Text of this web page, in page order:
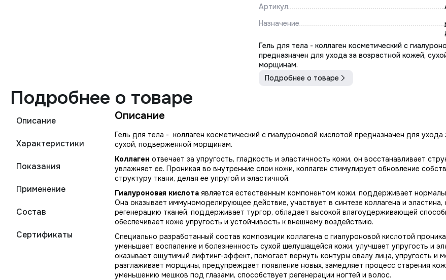
Артикул
Назначение
Гель для тела - коллаген косметический с
предназначен для ухода за возрастной кожей,
морщинам.
Подробнее о товаре
Подробнее о товаре
Описание
Характеристики
Показания
Применение
Состав
Сертификаты
Описание
Гель для тела - коллаген косметический с гиалуроновой кислотой предназначен для ухода
сухой, подверженной морщинам.
Коллаген отвечает за упругость, гладкость и эластичность кожи, он восстанавливает
увлажняет ее. Проникая во внутренние слои кожи, коллаген стимулирует обновление
структуру ткани, делая ее упругой и эластичной.
Гиалуроновая кислота является естественным компонентом кожи, поддерживает
Она оказывает иммуномоделирующее действие, участвует в синтезе коллагена и эластина,
регенерацию тканей, поддерживает тургор, обладает высокой влагоудерживающей
обеспечивает коже упругость и устойчивость к внешнему воздействию.
Специально разработанный состав композиции коллагена с гиалуроновой кислотой
уменьшает воспаление и болезненность сухой шелушащейся кожи, улучшает упругость и
оказывает ощутимый лифтинг-эффект, помогает вернуть контуры овалу лица, упругость и
разглаживает морщины, предупреждает появление новых, замедляет процесс старения
уменьшению мешков под глазами, способствует регенерации ногтей и волос.